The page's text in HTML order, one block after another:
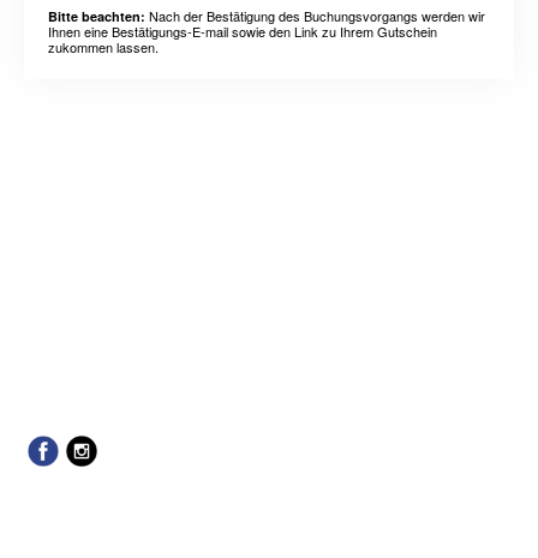
Bitte beachten: Nach der Bestätigung des Buchungsvorgangs werden wir
Ihnen eine Bestätigungs-E-mail sowie den Link zu Ihrem Gutschein
zukommen lassen.